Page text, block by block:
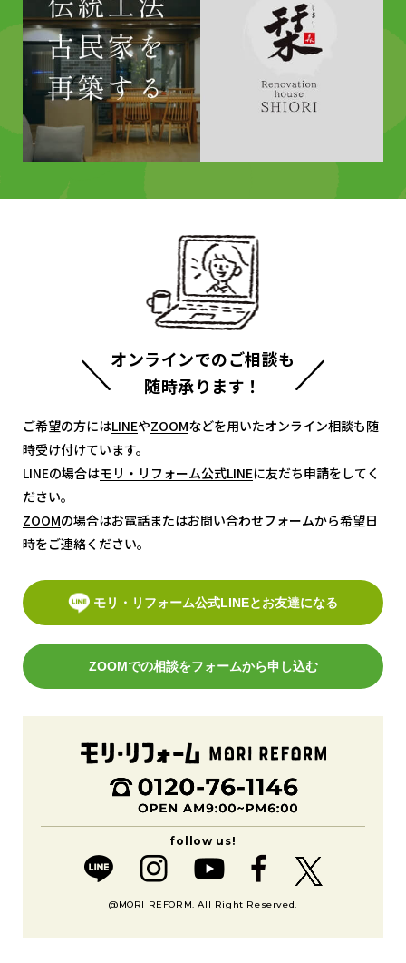
オンラインでのご相談も
随時承ります！
ご希望の方にはLINE
LINEやZOOM
ZOOMなどを用いたオンライン相談も随
時受け付けています。
LINEの場合はモリ・リフォーム公式LINE
モリ・リフォーム公式LINEに友だち申請をしてく
ださい。
ZOOM
ZOOMの場合はお電話またはお問い合わせフォームから希望日
時をご連絡ください。
モリ・リフォーム公式LINEとお友達になる
ZOOMでの相談をフォームから申し込む
@MORI REFORM. All Right Reserved.